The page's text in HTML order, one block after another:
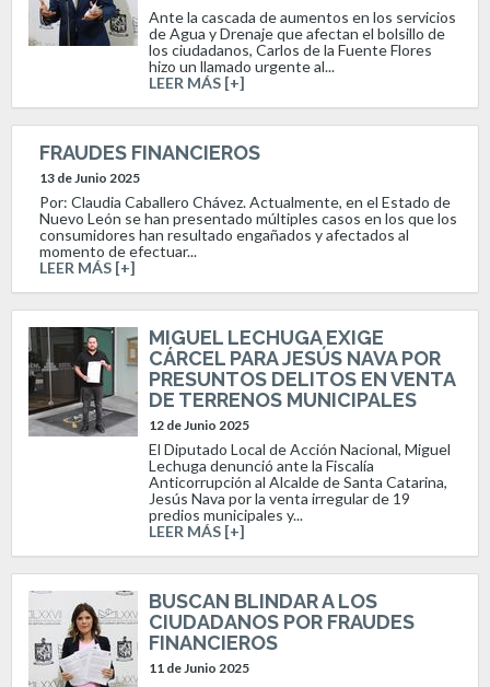
Ante la cascada de aumentos en los servicios
de Agua y Drenaje que afectan el bolsillo de
los ciudadanos, Carlos de la Fuente Flores
hizo un llamado urgente al...
LEER MÁS [+]
FRAUDES FINANCIEROS
13 de Junio 2025
Por: Claudia Caballero Chávez. Actualmente, en el Estado de
Nuevo León se han presentado múltiples casos en los que los
consumidores han resultado engañados y afectados al
momento de efectuar...
LEER MÁS [+]
MIGUEL LECHUGA EXIGE
CÁRCEL PARA JESÚS NAVA POR
PRESUNTOS DELITOS EN VENTA
DE TERRENOS MUNICIPALES
12 de Junio 2025
El Diputado Local de Acción Nacional, Miguel
Lechuga denunció ante la Fiscalía
Anticorrupción al Alcalde de Santa Catarina,
Jesús Nava por la venta irregular de 19
predios municipales y...
LEER MÁS [+]
BUSCAN BLINDAR A LOS
CIUDADANOS POR FRAUDES
FINANCIEROS
11 de Junio 2025